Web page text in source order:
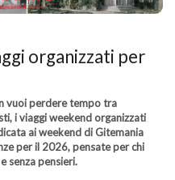
organizzati per
vuoi perdere tempo tra
i viaggi weekend organizzati
ai weekend di Gitemania
per il 2026, pensate per chi
senza pensieri.